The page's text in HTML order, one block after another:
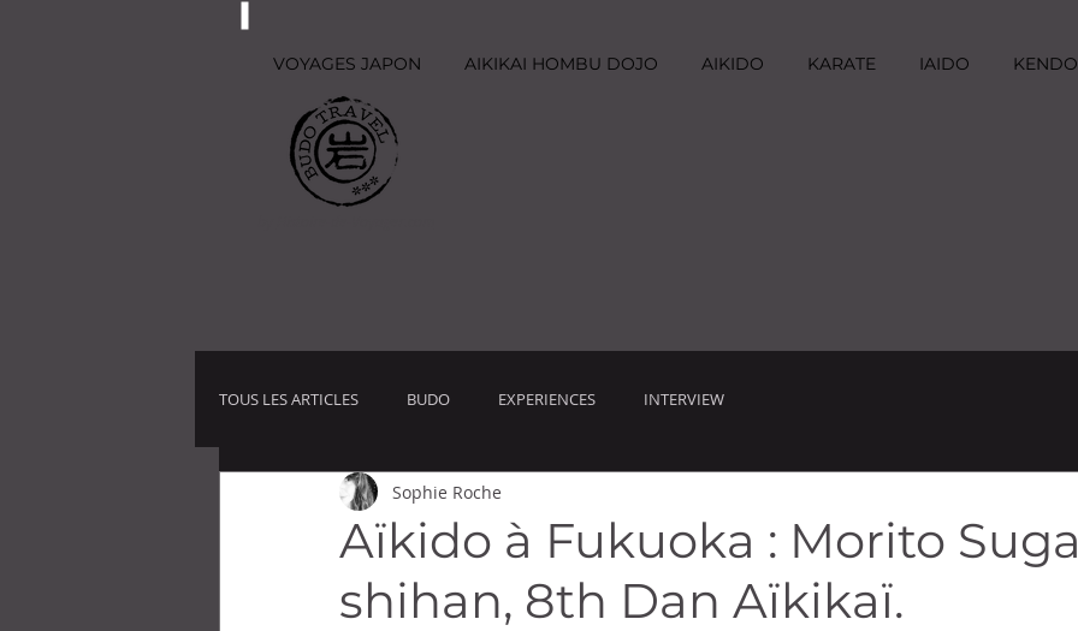
VOYAGES JAPON AIKIKAI HOMBU DOJO AIKIDO KARATE IAIDO KENDO
TOUS LES ARTICLES BUDO EXPERIENCES INTERVIEW
Aïkido à Fukuoka : Morito
shihan, 8th Dan Aïkikaï.
Sophie Roche